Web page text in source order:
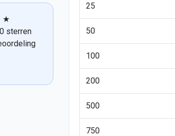
★
sterren
25
50
100
200
500
750